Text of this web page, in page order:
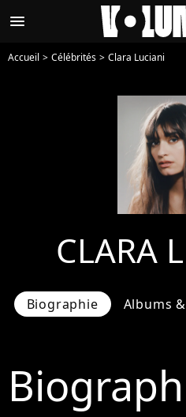
menu
Accueil Célébrités Clara Luciani
CLARA
Biographie Albums